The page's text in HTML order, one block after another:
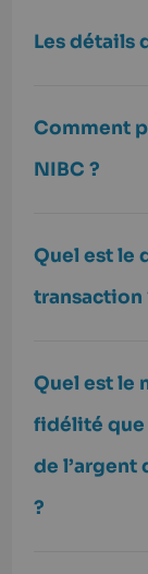
Les détails
Comment
NIBC ?
Quel est le
transaction
Quel est le
fidélité que
de l’argent
?